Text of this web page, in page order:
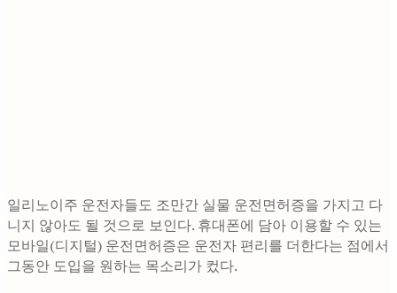
일리노이주 운전자들도 조만간 실물 운전면허증을 가지고 다
니지 않아도 될 것으로 보인다. 휴대폰에 담아 이용할 수 있는
모바일(디지털) 운전면허증은 운전자 편리를 더한다는 점에서
그동안 도입을 원하는 목소리가 컸다.